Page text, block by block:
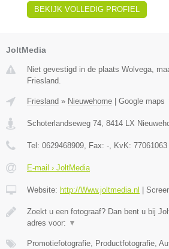
BEKIJK VOLLEDIG PROFIEL
JoltMedia
Niet gevestigd in de plaats Wolvega,
Friesland.
Friesland » Nieuwehorne | Google maps
Schoterlandseweg 74 8414 LX
Tel: 0629468909 , Fax: - , KvK: 77061063
E-mail › JoltMedia
Website: http://Www.joltmedia.nl |
Zoekt u een fotograaf? Dan bent u bij
adres voor: ▼
Promotiefotografie, Productfotografie,